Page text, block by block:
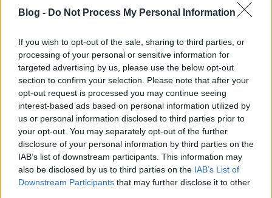
Blog - Do Not Process My Personal Information
If you wish to opt-out of the sale, sharing to third parties, or
processing of your personal or sensitive information for
targeted advertising by us, please use the below opt-out
section to confirm your selection. Please note that after your
opt-out request is processed you may continue seeing
interest-based ads based on personal information utilized by
us or personal information disclosed to third parties prior to
your opt-out. You may separately opt-out of the further
disclosure of your personal information by third parties on the
IAB’s list of downstream participants. This information may
also be disclosed by us to third parties on the IAB’s List of
Downstream Participants that may further disclose it to other
nevű megállójában és egy megállót
HÉV nem jött. Pontosabban három vagy
négy szerelvény kimaradt.
Mondanom sem kell mindannyian
elkéstünk. Ahogy ezt már megszokhattuk a
kiépített kihangosítás és LCD TV rendszer
sem adott tájékoztatást. A méreg nem is
pontosan ekkor öntött el, hanem amikor
megláttam, hogy a vonalon pontosan a